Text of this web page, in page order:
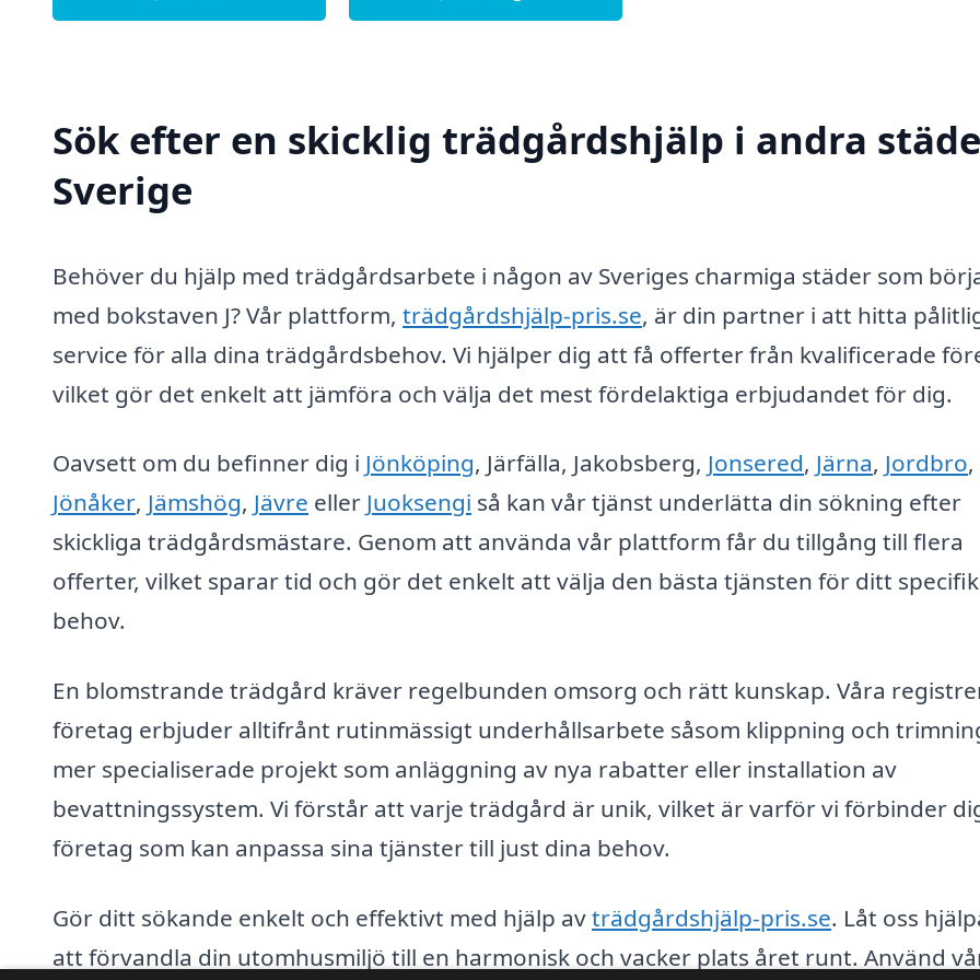
Sök efter en skicklig trädgårdshjälp i andra
Sverige
Behöver du hjälp med trädgårdsarbete i någon av Sveriges charmiga städer som
med bokstaven J? Vår plattform, trädgårdshjälp-pris.se, är din partner i att hitta
service för alla dina trädgårdsbehov. Vi hjälper dig att få offerter från kvalificerade
vilket gör det enkelt att jämföra och välja det mest fördelaktiga erbjudandet för dig.
Oavsett om du befinner dig i Jönköping, Järfälla, Jakobsberg, Jonsered, Järna, Jordbro,
Jönåker, Jämshög, Jävre eller Juoksengi så kan vår tjänst underlätta din sökning efter
skickliga trädgårdsmästare. Genom att använda vår plattform får du tillgång till flera
offerter, vilket sparar tid och gör det enkelt att välja den bästa tjänsten för ditt
behov.
En blomstrande trädgård kräver regelbunden omsorg och rätt kunskap. Våra
företag erbjuder alltifrånt rutinmässigt underhållsarbete såsom klippning och
mer specialiserade projekt som anläggning av nya rabatter eller installation av
bevattningssystem. Vi förstår att varje trädgård är unik, vilket är varför vi förbinder
företag som kan anpassa sina tjänster till just dina behov.
Gör ditt sökande enkelt och effektivt med hjälp avträdgårdshjälp-pris.se. Låt oss
att förvandla din utomhusmiljö till en harmonisk och vacker plats året runt. Använd